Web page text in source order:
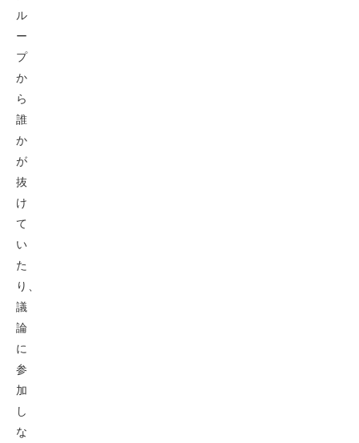
ル
ー
プ
か
ら
誰
か
が
抜
け
て
い
た
り、
議
論
に
参
加
し
な